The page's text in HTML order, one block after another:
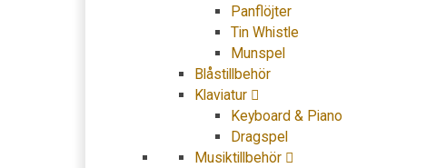
Panflöjter
Tin Whistle
Munspel
Blåstillbehör
Klaviatur
Keyboard & Piano
Dragspel
Musiktillbehör